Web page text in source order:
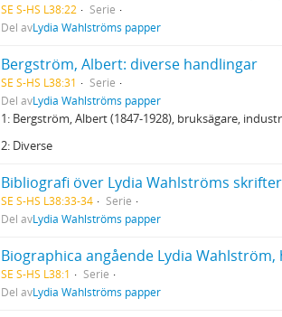
SE S-HS L38:22
Serie
Del avLydia Wahlströms papper
Bergström, Albert: diverse handlingar
SE S-HS L38:31
Serie
Del avLydia Wahlströms papper
1: Bergström, Albert (1847-1928), bruksägare,
2: Diverse
Bibliografi över Lydia Wahlströms
SE S-HS L38:33-34
Serie
Del avLydia Wahlströms papper
Biographica angående Lydia
SE S-HS L38:1
Serie
Del avLydia Wahlströms papper